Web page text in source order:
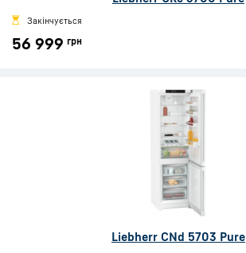
Закінчується
56 999 грн
Liebherr CNd 5703 Pure